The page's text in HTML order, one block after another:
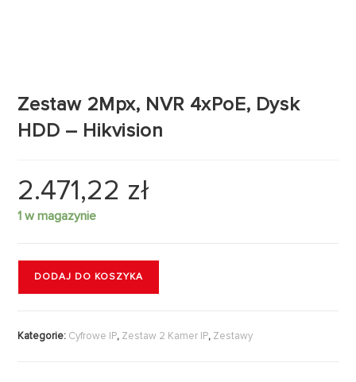
Zestaw 2Mpx, NVR 4xPoE, Dysk
HDD – Hikvision
2.471,22 zł
1 w magazynie
DODAJ DO KOSZYKA
Kategorie: Cyfrowe IP, Zestaw 2 Kamer IP, Zestawy